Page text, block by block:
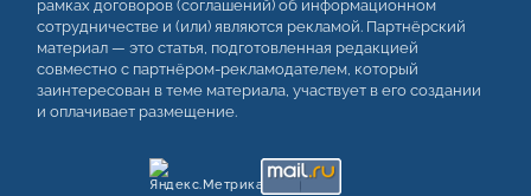
рамках договоров (соглашений) об информационном
сотрудничестве и (или) являются рекламой. Партнёрский
материал — это статья, подготовленная редакцией
совместно с партнёром-рекламодателем, который
заинтересован в теме материала, участвует в его создании
и оплачивает размещение.